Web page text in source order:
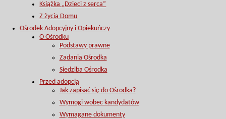
Książka „Dzieci z serca”
Z życia Domu
Ośrodek Adopcyjny i Opiekuńczy
O Ośrodku
Podstawy prawne
Zadania Ośrodka
Siedziba Ośrodka
Przed adopcją
Jak zapisać się do Ośrodka?
Wymogi wobec kandydatów
Wymagane dokumenty